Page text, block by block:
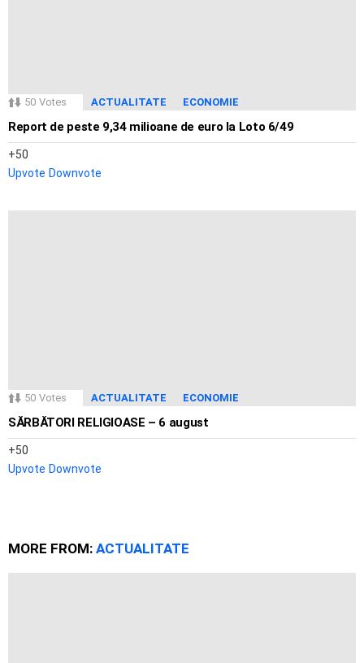
50 Votes ACTUALITATE ECONOMIE
Report de peste 9,34 milioane de euro la Loto 6/49
50
Upvote Downvote
50 Votes ACTUALITATE ECONOMIE
SĂRBĂTORI RELIGIOASE – 6 august
50
Upvote Downvote
MORE FROM: ACTUALITATE